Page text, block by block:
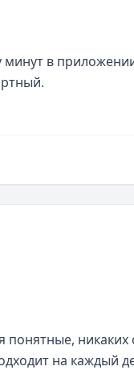
в
понятные,
на каждый